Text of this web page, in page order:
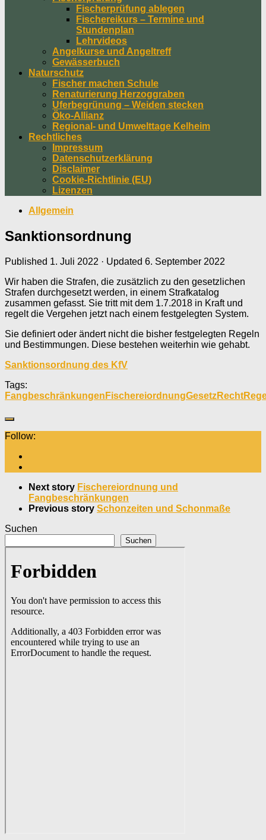
Fischerprüfung ablegen
Fischereikurs – Termine und
Stundenplan
Lehrvideos
Angelkurse und Angeltreff
Gewässerbuch
Naturschutz
Fischer machen Schule
Renaturierung Herzoggraben
Uferbegrünung – Weiden stecken
Öko-Allianz
Regional- und Umwelttage Kelheim
Rechtliches
Impressum
Datenschutzerklärung
Disclaimer
Cookie-Richtlinie (EU)
Lizenzen
Allgemein
Sanktionsordnung
Published 1. Juli 2022 · Updated 6. September 2022
Wir haben die Strafen, die zusätzlich zu den gesetzlichen
Strafen durchgesetzt werden, in einem Strafkatalog
zusammen gefasst. Sie tritt mit dem 1.7.2018 in Kraft und
regelt die Vergehen jetzt nach einem festgelegten System.
Sie definiert oder ändert nicht die bisher festgelegten Regeln
und Bestimmungen. Diese bestehen weiterhin wie gehabt.
Sanktionsordnung des KfV
Tags:
Fangbeschränkungen FischereiordnungGesetzRecht
Follow:
Next story Fischereiordnung und
Fangbeschränkungen
Previous story Schonzeiten und Schonmaße
Suchen
Suchen